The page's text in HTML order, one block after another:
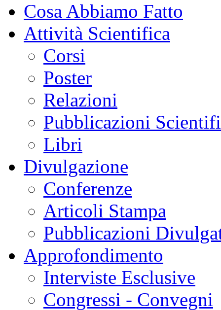
Cosa Abbiamo Fatto
Attività Scientifica
Corsi
Poster
Relazioni
Pubblicazioni
Libri
Divulgazione
Conferenze
Articoli Stampa
Pubblicazioni
Approfondimento
Interviste Esclusive
Congressi - Convegni